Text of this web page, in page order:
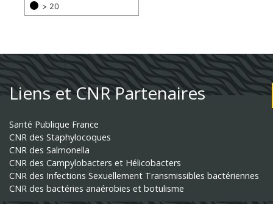
> 20
Liens et CNR Partenaires
Santé Publique France
CNR des Staphylocoques
CNR des Salmonella
CNR des Campylobacters et Hélicobacters
CNR des Infections Sexuellement Transmissibles bactériennes
CNR des bactéries anaérobies et botulisme